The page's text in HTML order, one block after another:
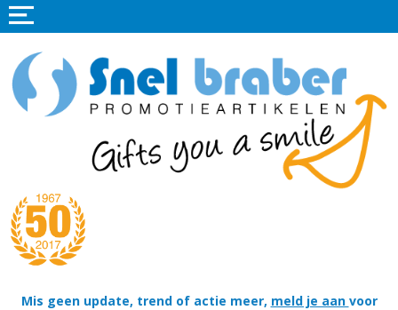
Mis geen update, trend of actie meer, meld je aan voor
Home
Promotieartikelen
Tassen
Thema's